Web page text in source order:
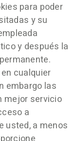
para poder
y su
y después la
cualquier
embargo las
mejor servicio
a
usted, a menos